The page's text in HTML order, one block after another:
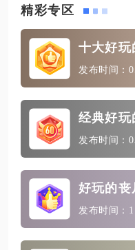
精彩专区
十大好玩
发布时间：
经典好玩
发布时间：
好玩的丧
发布时间：